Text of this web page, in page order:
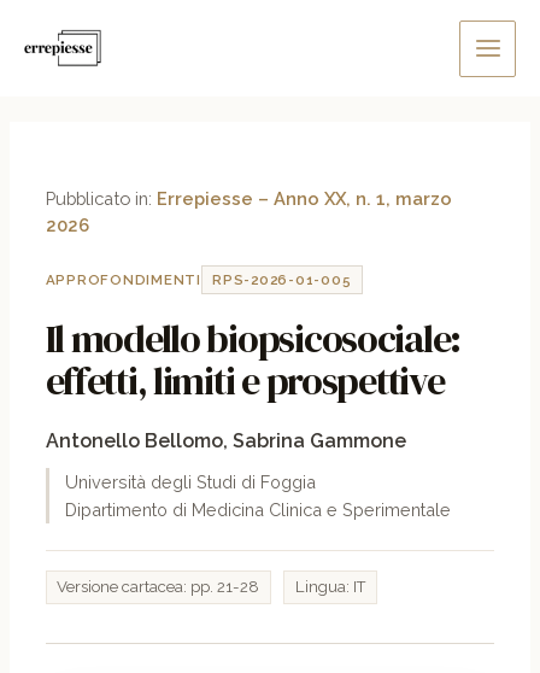
Main
Menu
Pubblicato in: Errepiesse – Anno XX, n. 1, marzo
2026
APPROFONDIMENTI RPS-2026-01-005
Il modello biopsicosociale:
effetti, limiti e prospettive
Antonello Bellomo, Sabrina Gammone
Università degli Studi di Foggia
Dipartimento di Medicina Clinica e Sperimentale
Versione cartacea: pp. 21-28 Lingua: IT